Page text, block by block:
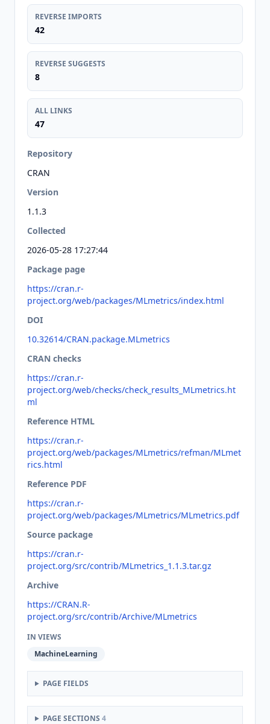
REVERSE IMPORTS
42
REVERSE SUGGESTS
8
ALL LINKS
47
Repository
CRAN
Version
1.1.3
Collected
2026-05-28 17:27:44
Package page
https://cran.r-
project.org/web/packages/MLmetrics/index.html
DOI
10.32614/CRAN.package.MLmetrics
CRAN checks
https://cran.r-
project.org/web/checks/check_results_MLmetrics.ht
ml
Reference HTML
https://cran.r-
project.org/web/packages/MLmetrics/refman/MLmet
rics.html
Reference PDF
https://cran.r-
project.org/web/packages/MLmetrics/MLmetrics.pdf
Source package
https://cran.r-
project.org/src/contrib/MLmetrics_1.1.3.tar.gz
Archive
https://CRAN.R-
project.org/src/contrib/Archive/MLmetrics
IN VIEWS
MachineLearning
PAGE FIELDS
PAGE SECTIONS 4